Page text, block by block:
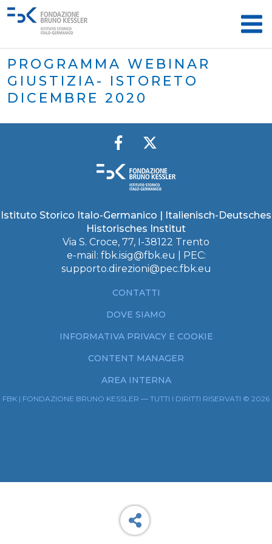
PROGRAMMA WEBINAR
GIUSTIZIA- ISTORETO
DICEMBRE 2020
Istituto Storico Italo-Germanico | Italienisch-Deutsches
Historisches Institut
Via S. Croce, 77, I-38122 Trento
e-mail: fbk.isig@fbk.eu | PEC:
supporto.direzioni@pec.fbk.eu
CONTATTI
DOVE SIAMO
INFORMATIVA PRIVACY E COOKIE
CONTENT MANAGER
AREA INTERNA
FBK | FONDAZIONE BRUNO KESSLER — TUTTI I DIRITTI RISERVATI © 2026